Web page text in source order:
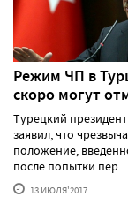
Режим ЧП в
скоро могут
Турецкий
заявил, что
положение,
после попытки пер......
13 ИЮЛЯ'2017